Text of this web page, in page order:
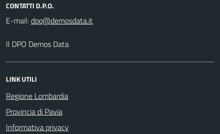
CONTATTI D.P.O.
E-mail:
Il DPO Demos Data
LINK UTILI
Regione Lombardia
Provincia di Pavia
Informativa privacy